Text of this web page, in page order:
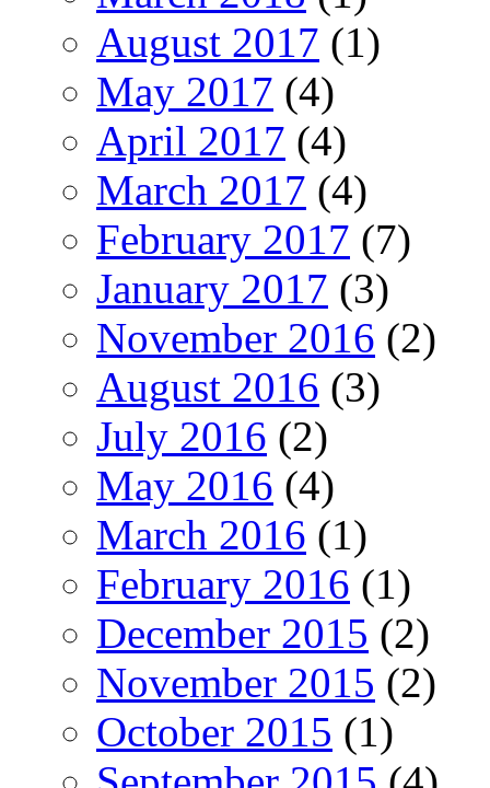
August 2017 (1)
May 2017 (4)
April 2017 (4)
March 2017 (4)
February 2017 (7)
January 2017 (3)
November 2016 (2)
August 2016 (3)
July 2016 (2)
May 2016 (4)
March 2016 (1)
February 2016 (1)
December 2015 (2)
November 2015 (2)
October 2015 (1)